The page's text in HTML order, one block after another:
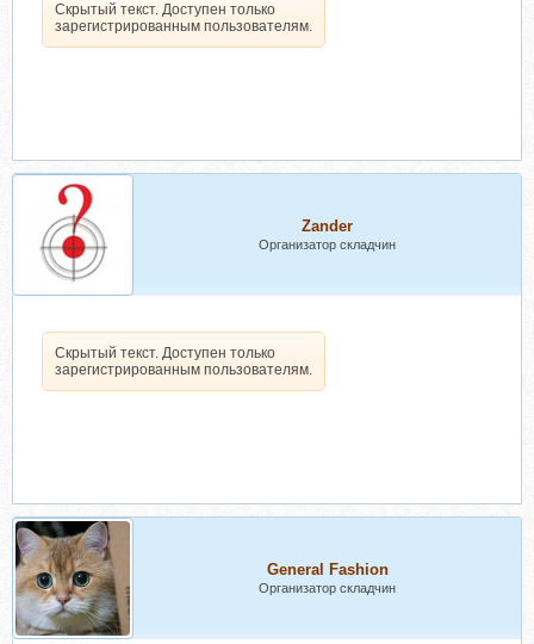
Скрытый текст. Доступен только
зарегистрированным пользователям.
Zander
Организатор складчин
Скрытый текст. Доступен только
зарегистрированным пользователям.
General Fashion
Организатор складчин